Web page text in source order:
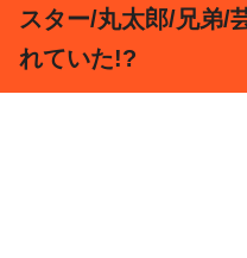
スター/丸太郎/兄弟/
れていた!?